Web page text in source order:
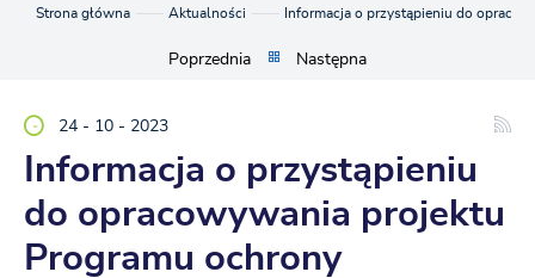
Strona główna Aktualności Informacja o przystąpieniu do
Poprzednia Następna
24 - 10 - 2023
Informacja o przystąpieniu
do opracowywania projektu
Programu ochrony